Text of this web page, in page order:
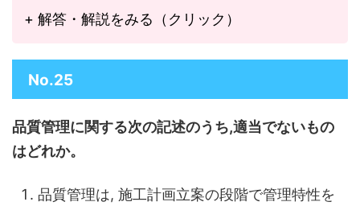
+ 解答・解説をみる（クリック）
No.25
品質管理に関する次の記述のうち,適当でないもの
はどれか。
品質管理は, 施工計画立案の段階で管理特性を